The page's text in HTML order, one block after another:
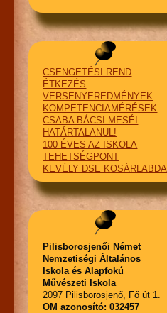
CSENGETÉSI REND
ÉTKEZÉS
VERSENYEREDMÉNYEK
KOMPETENCIAMÉRÉSEK
CSABA BÁCSI MESÉI
HATÁRTALANUL!
100 ÉVES AZ ISKOLA
TEHETSÉGPONT
KEVÉLY DSE KOSÁRLABDA
Pilisborosjenői Német
Nemzetiségi Általános
Iskola és Alapfokú
Művészeti Iskola
2097 Pilisborosjenő, Fő út 1.
OM azonosító: 032457